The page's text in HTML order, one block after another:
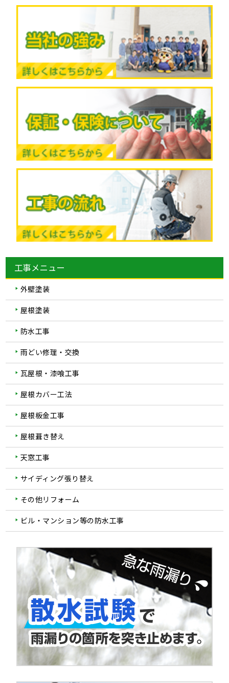
工事メニュー
外壁塗装
屋根塗装
防水工事
雨どい修理・交換
瓦屋根・漆喰工事
屋根カバー工法
屋根板金工事
屋根葺き替え
天窓工事
サイディング張り替え
その他リフォーム
ビル・マンション等の防水工事